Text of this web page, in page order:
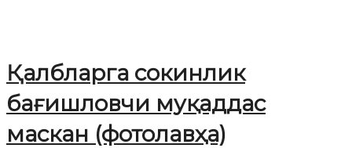
Қалбларга сокинлик
бағишловчи муқаддас
маскан (фотолавҳа)